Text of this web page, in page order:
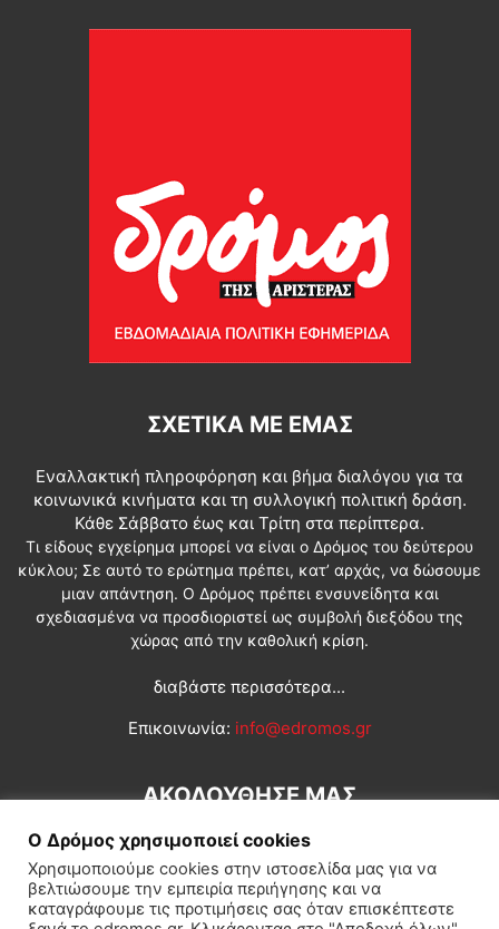
ΣΧΕΤΙΚΆ ΜΕ ΕΜΆΣ
Εναλλακτική πληροφόρηση και βήμα διαλόγου για τα
κοινωνικά κινήματα και τη συλλογική πολιτική δράση.
Κάθε Σάββατο έως και Τρίτη στα περίπτερα.
Τι είδους εγχείρημα μπορεί να είναι ο Δρόμος του δεύτερου
κύκλου; Σε αυτό το ερώτημα πρέπει, κατ’ αρχάς, να δώσουμε
μιαν απάντηση. Ο Δρόμος πρέπει ενσυνείδητα και
σχεδιασμένα να προσδιοριστεί ως συμβολή διεξόδου της
χώρας από την καθολική κρίση.
διαβάστε περισσότερα...
Επικοινωνία: info@edromos.gr
ΑΚΟΛΟΥΘΗΣΕ ΜΑΣ
Ο Δρόμος χρησιμοποιεί cookies
Χρησιμοποιούμε cookies στην ιστοσελίδα μας για να
βελτιώσουμε την εμπειρία περιήγησης και να
καταγράφουμε τις προτιμήσεις σας όταν επισκέπτεστε